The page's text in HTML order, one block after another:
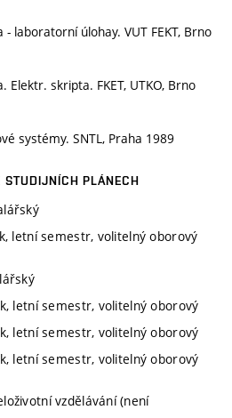
laboratorní úlohay. VUT FEKT, Brno
Elektr. skripta. FKET, UTKO, Brno
systémy. SNTL, Praha 1989
STUDIJNÍCH PLÁNECH
letní semestr, volitelný oborový
letní semestr, volitelný oborový
letní semestr, volitelný oborový
letní semestr, volitelný oborový
vzdělávání (není